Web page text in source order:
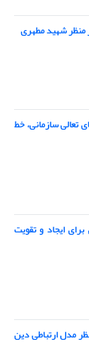
منظر شهید مطهری
تعالی سازمانی، خط
ایجاد و تقویت
مدل ارتباطی دین